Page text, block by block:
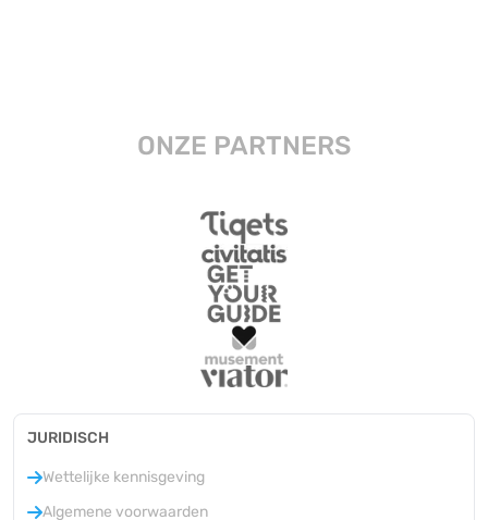
ONZE PARTNERS
JURIDISCH
Wettelijke kennisgeving
Algemene voorwaarden